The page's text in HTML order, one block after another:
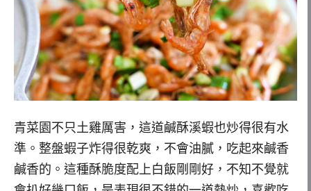
青菜園不只土雞厲害，這道鹹酥溪蝦也炒得很有水
準。整盤蝦子炸得很乾爽，不會油膩，吃起來鹹香
鹹香的。這種酥脆度配上白飯剛剛好，不知不覺就